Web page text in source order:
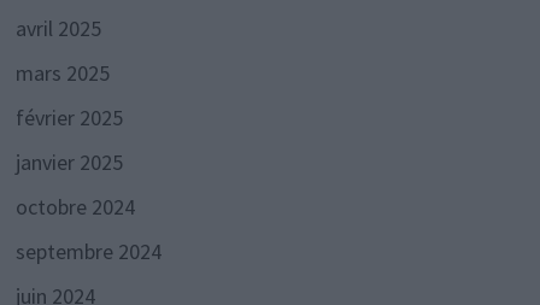
avril 2025
mars 2025
février 2025
janvier 2025
octobre 2024
septembre 2024
juin 2024